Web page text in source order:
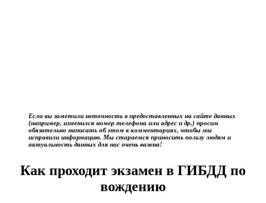
Если вы заметили неточность в предоставленных на сайте данных
(например, изменился номер телефона или адрес и др.) просим
обязательно написать об этом в комментариях, чтобы мы
исправили информацию. Мы стараемся приносить пользу людям и
актуальность данных для нас очень важна!
Как проходит экзамен в ГИБДД по
вождению